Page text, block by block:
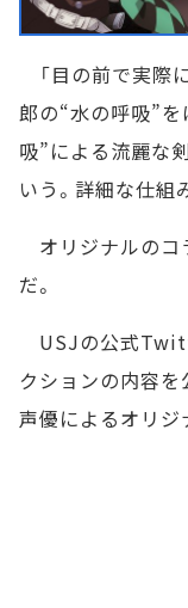
「目の前で実際
郎の“水の呼吸”
吸”による流麗な
いう。詳細な仕組
オリジナルのコ
だ。
USJの公式
クションの内容
声優によるオリジ